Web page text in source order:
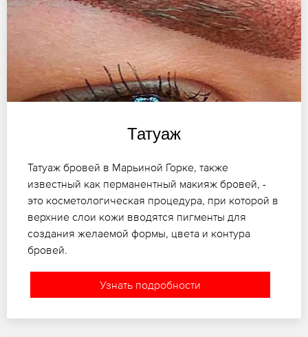
Татуаж
Татуаж бровей в Марьиной Горке, также
известный как перманентный макияж бровей, -
это косметологическая процедура, при которой в
верхние слои кожи вводятся пигменты для
создания желаемой формы, цвета и контура
бровей.
Узнать подробности